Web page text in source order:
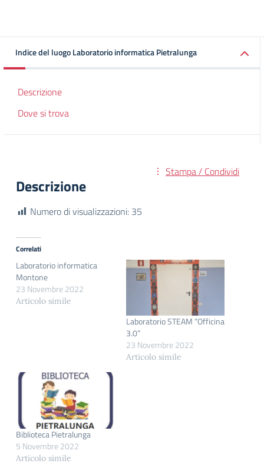
Indice del luogo Laboratorio informatica Pietralunga
Descrizione
Dove si trova
Stampa / Condividi
Descrizione
Numero di visualizzazioni: 35
Correlati
Laboratorio informatica
Montone
23 Novembre 2022
Articolo simile
Laboratorio STEAM “Officina
3.0”
23 Novembre 2022
Articolo simile
Biblioteca Pietralunga
5 Novembre 2022
Articolo simile